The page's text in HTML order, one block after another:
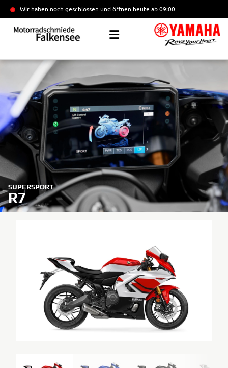
Wir haben noch geschlossen und öffnen heute ab 09:00
SUPERSPORT
R7